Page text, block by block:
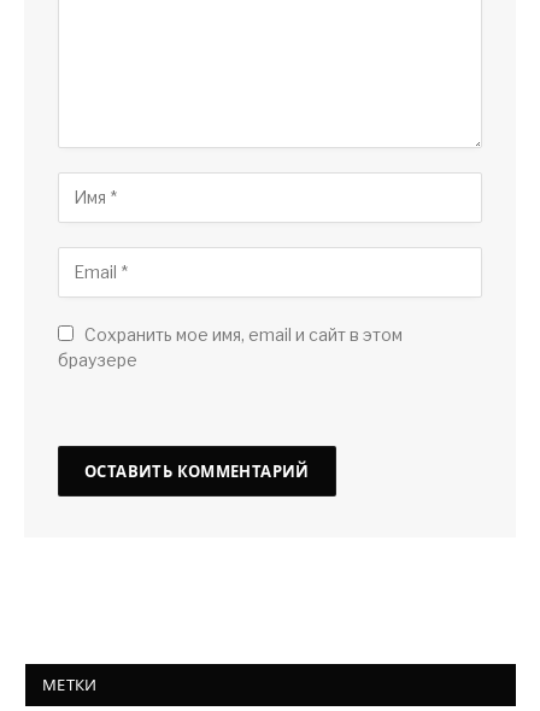
Сохранить мое имя, email и сайт в этом
браузере
МЕТКИ